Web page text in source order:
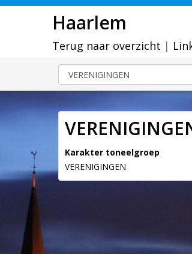
Haarlem
Terug naar overzicht |
Karakter toneelgroep
VERENIGINGEN